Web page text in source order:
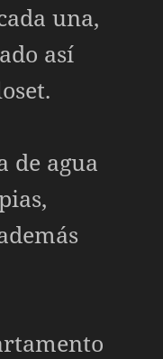
una,
así
de agua